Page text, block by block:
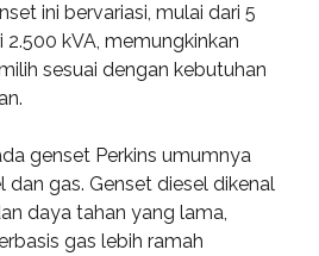
ini bervariasi, mulai dari 5
2.500 kVA, memungkinkan
sesuai dengan kebutuhan
genset Perkins umumnya
dan gas. Genset diesel dikenal
daya tahan yang lama,
gas lebih ramah